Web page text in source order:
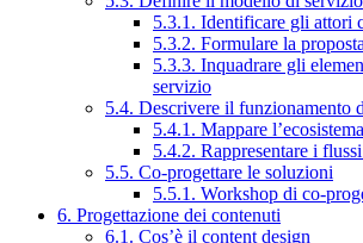
5.3.1. Identificare gli attori
5.3.2. Formulare la
5.3.3. Inquadrare gli
servizio
5.4. Descrivere il funzionamento
5.4.1. Mappare l’ecosistema
5.4.2. Rappresentare i
5.5. Co-progettare le soluzioni
5.5.1. Workshop di co-
6. Progettazione dei contenuti
6.1. Cos’è il content design